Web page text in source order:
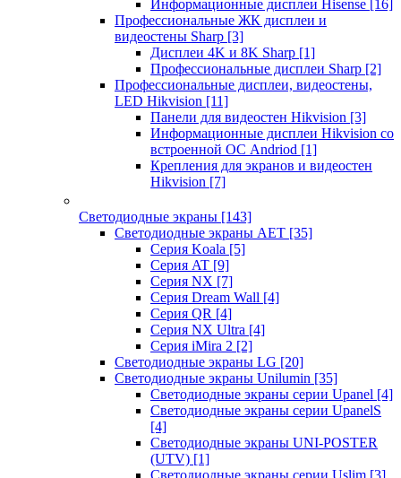
Информационные дисплеи Hisense [16]
Профессиональные ЖК дисплеи и
видеостены Sharp [3]
Дисплеи 4K и 8K Sharp [1]
Профессиональные дисплеи Sharp [2]
Профессиональные дисплеи, видеостены,
LED Hikvision [11]
Панели для видеостен Hikvision [3]
Информационные дисплеи Hikvision со
встроенной ОС Andriod [1]
Крепления для экранов и видеостен
Hikvision [7]
Светодиодные экраны [143]
Светодиодные экраны AET [35]
Cерия Koala [5]
Серия AT [9]
Серия NX [7]
Серия Dream Wall [4]
Серия QR [4]
Серия NX Ultra [4]
Серия iMira 2 [2]
Светодиодные экраны LG [20]
Светодиодные экраны Unilumin [35]
Светодиодные экраны серии Upanel [4]
Светодиодные экраны серии UpanelS
[4]
Светодиодные экраны UNI-POSTER
(UTV) [1]
Светодиодные экраны серии Uslim [3]